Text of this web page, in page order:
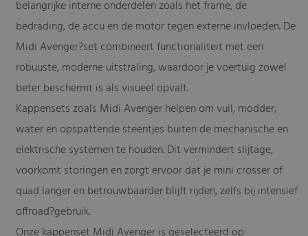
belangrijke interne onderdelen zoals het frame, de
bedrading, de accu en de motor tegen externe invloeden. De
Midi Avenger?set combineert functionaliteit met een
robuuste, moderne uitstraling, waardoor je voertuig zowel
beter beschermt is als visueel opvalt.
Kappensets zoals Midi Avenger helpen om vuil, modder,
water en opspattende steentjes buiten de mechanische en
elektrische systemen te houden. Dit vermindert slijtage,
voorkomt storingen en zorgt ervoor dat je mini crosser of
quad langer en betrouwbaarder blijft rijden, zelfs bij intensief
offroad?gebruik.